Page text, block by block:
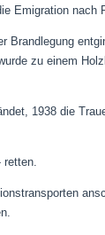
Emigration nach
Brandlegung
zu einem
1938 die
retten.